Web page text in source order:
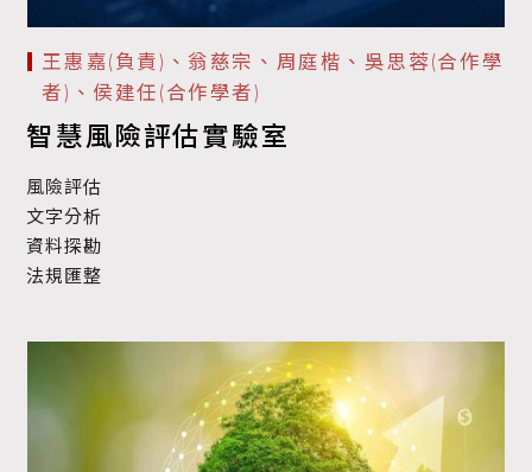
王惠嘉(負責)、翁慈宗、周庭楷、吳思蓉(合作學
者)、侯建任(合作學者)
智慧風險評估實驗室
風險評估
文字分析
資料探勘
法規匯整